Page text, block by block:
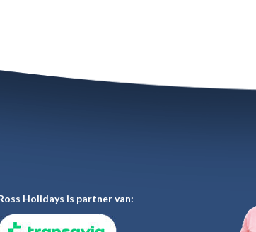
Holidays is partner van: